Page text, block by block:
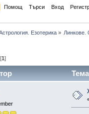
Помощ Търси Вход
Езотерика» Линкове.
1]